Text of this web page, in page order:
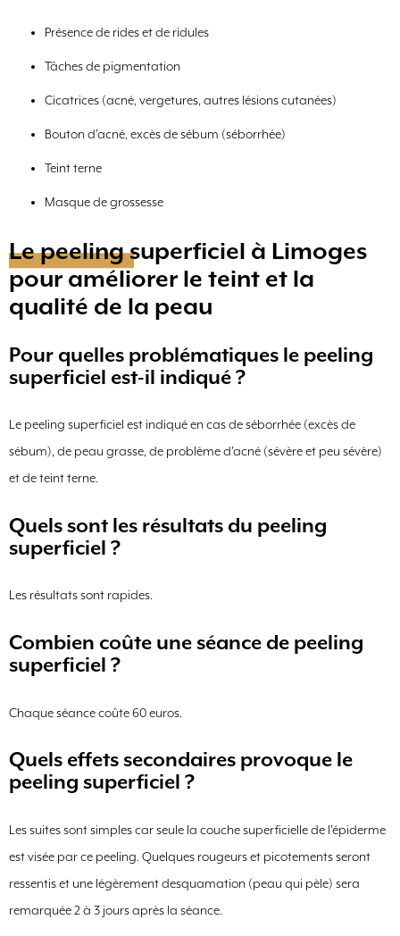
Présence de rides et de ridules
Tâches de pigmentation
Cicatrices (acné, vergetures, autres lésions cutanées)
Bouton d’acné, excès de sébum (séborrhée)
Teint terne
Masque de grossesse
Le peeling superficiel à Limoges
pour améliorer le teint et la
qualité de la peau
Pour quelles problématiques le peeling
superficiel est-il indiqué ?
Le peeling superficiel est indiqué en cas de séborrhée (excès de
sébum), de peau grasse, de problème d’acné (sévère et peu sévère)
et de teint terne.
Quels sont les résultats du peeling
superficiel ?
Les résultats sont rapides.
Combien coûte une séance de peeling
superficiel ?
Chaque séance coûte 60 euros.
Quels effets secondaires provoque le
peeling superficiel ?
Les suites sont simples car seule la couche superficielle de l’épiderme
est visée par ce peeling. Quelques rougeurs et picotements seront
ressentis et une légèrement desquamation (peau qui pèle) sera
remarquée 2 à 3 jours après la séance.